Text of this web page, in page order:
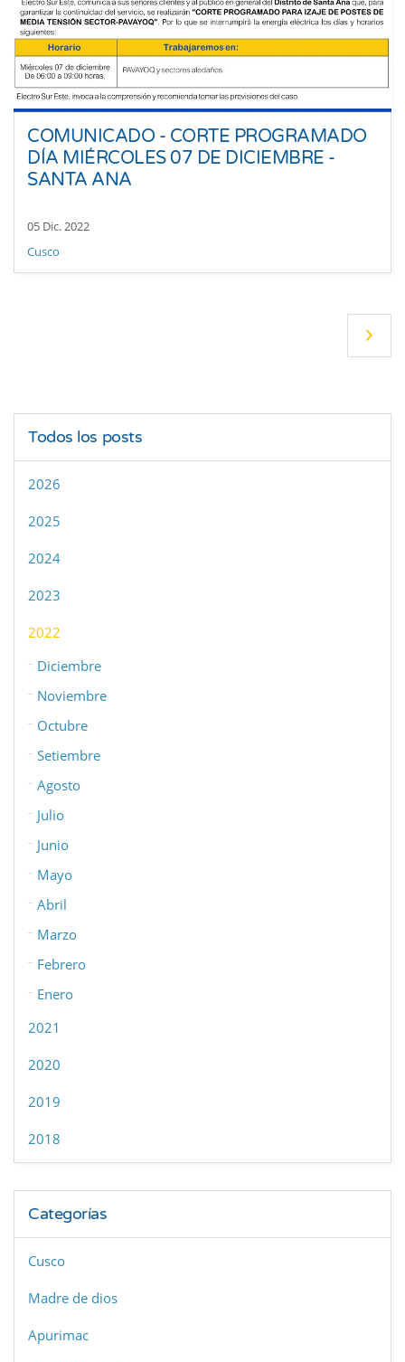
COMUNICADO - CORTE PROGRAMADO
DÍA MIÉRCOLES 07 DE DICIEMBRE -
SANTA ANA
05 Dic. 2022
Cusco
Todos los posts
2026
2025
2024
2023
2022
Diciembre
Noviembre
Octubre
Setiembre
Agosto
Julio
Junio
Mayo
Abril
Marzo
Febrero
Enero
2021
2020
2019
2018
Categorías
Cusco
Madre de dios
Apurimac